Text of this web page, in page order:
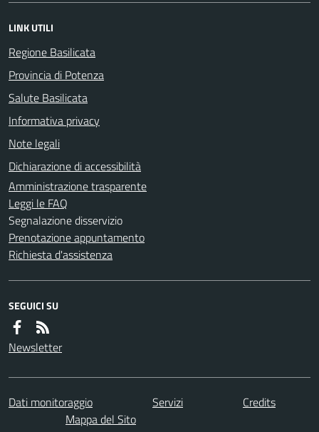
LINK UTILI
Regione Basilicata
Provincia di Potenza
Salute Basilicata
Informativa privacy
Note legali
Dichiarazione di accessibilità
Amministrazione trasparente
Leggi le FAQ
Segnalazione disservizio
Prenotazione appuntamento
Richiesta d'assistenza
SEGUICI SU
Newsletter
Dati monitoraggio Servizi
Credits
Mappa del Sito